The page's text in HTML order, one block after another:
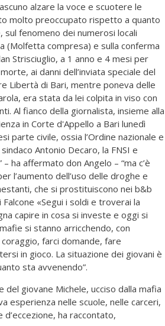
alzare la voce e scuotere le
molto preoccupato rispetto a quanto
fenomeno dei numerosi locali
(Molfetta compresa) e sulla conferma
Strisciuglio, a 1 anno e 4 mesi per
ai danni dell’inviata speciale del
Libertà di Bari, mentre poneva delle
era stata da lei colpita in viso con
Al fianco della giornalista, insieme alla
in Corte d'Appello a Bari lunedì
parte civile, ossia l’Ordine nazionale e
Antonio Decaro, la FNSI e
ha affermato don Angelo – “ma c’è
l’aumento dell’uso delle droghe e
che si prostituiscono nei b&b
«Segui i soldi e troverai la
capire in cosa si investe e oggi si
si stanno arricchendo, con
farci domande, fare
in gioco. La situazione dei giovani è
sta avvenendo”.
giovane Michele, ucciso dalla mafia
esperienza nelle scuole, nelle carceri,
ha raccontato,